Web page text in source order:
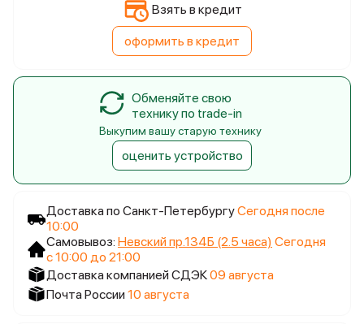
Доставка по Санкт-ПетербургуСегодня после
10:00
Самовывоз: Невский пр.134Б (2.5 часа) Сегодня
с 10:00 до 21:00
Доставка компанией СДЭК09 августа
Почта России 10 августа
Взять в кредит
оформить в кредит
Обменяйте свою
технику по trade-in
Выкупим вашу старую технику
оценить устройство